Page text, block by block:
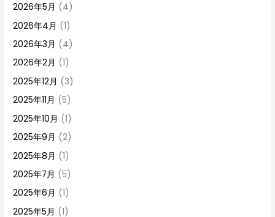
2026年5月 (4)
2026年4月 (1)
2026年3月 (4)
2026年2月 (1)
2025年12月 (3)
2025年11月 (5)
2025年10月 (1)
2025年9月 (2)
2025年8月 (1)
2025年7月 (5)
2025年6月 (1)
2025年5月 (1)